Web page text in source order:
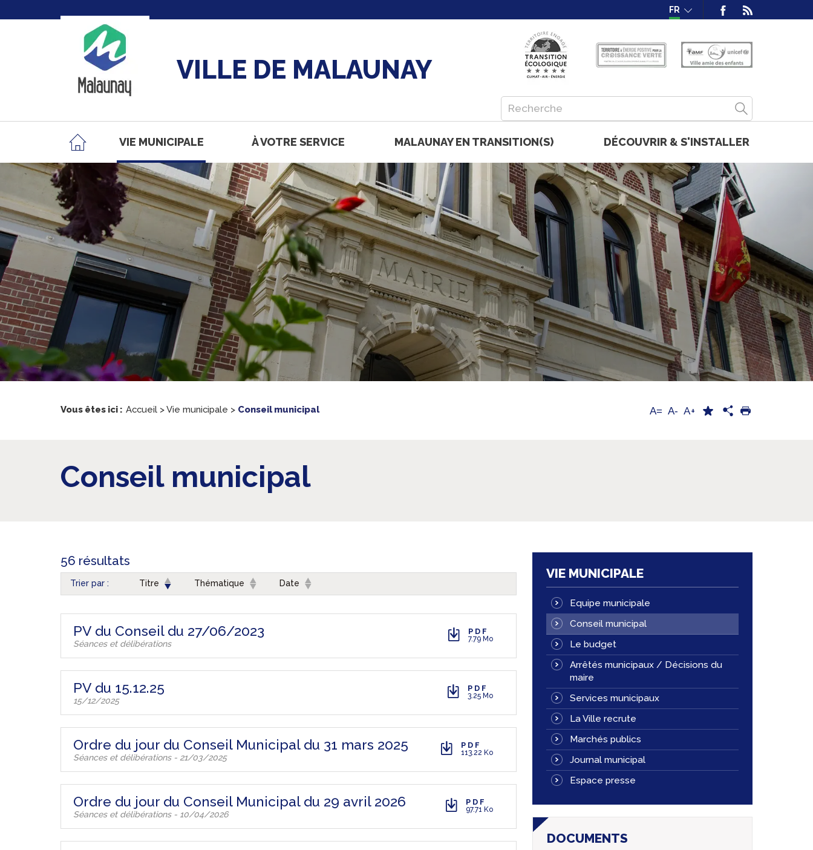
FR
VILLE DE MALAUNAY
VIE MUNICIPALE À VOTRE SERVICE MALAUNAY EN TRANSITION(S) DÉCOUVRIR & S'INSTALLER
Vous êtes ici : Accueil >Vie municipale > Conseil municipal A= A- A+
Conseil municipal
56 résultats
Trier par : Titre Thématique Date
PV du Conseil du 27/06/2023
Séances et délibérations
PDF
7.79 Mo
PV du 15.12.25
15/12/2025
PDF
3.25 Mo
Ordre du jour du Conseil Municipal du 31 mars 2025
Séances et délibérations - 21/03/2025
PDF
113.22 Ko
Ordre du jour du Conseil Municipal du 29 avril 2026
Séances et délibérations - 10/04/2026
PDF
97.71 Ko
VIE MUNICIPALE
Equipe municipale
Conseil municipal
Le budget
Arrêtés municipaux / Décisions du
maire
Services municipaux
La Ville recrute
Marchés publics
Journal municipal
Espace presse
DOCUMENTS